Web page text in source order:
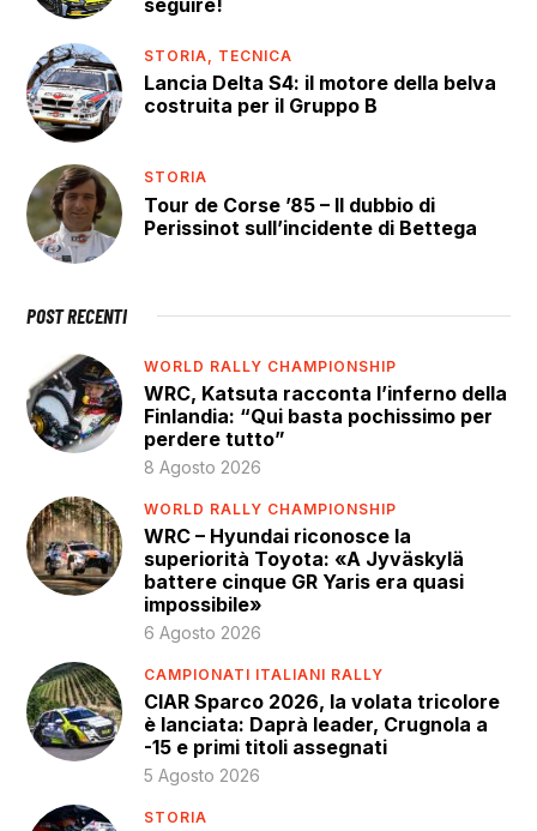
seguire!
STORIA, TECNICA
Lancia Delta S4: il motore della belva
costruita per il Gruppo B
STORIA
Tour de Corse ’85 – Il dubbio di
Perissinot sull’incidente di Bettega
POST RECENTI
WORLD RALLY CHAMPIONSHIP
WRC, Katsuta racconta l’inferno della
Finlandia: “Qui basta pochissimo per
perdere tutto”
8 Agosto 2026
WORLD RALLY CHAMPIONSHIP
WRC – Hyundai riconosce la
superiorità Toyota: «A Jyväskylä
battere cinque GR Yaris era quasi
impossibile»
6 Agosto 2026
CAMPIONATI ITALIANI RALLY
CIAR Sparco 2026, la volata tricolore
è lanciata: Daprà leader, Crugnola a
-15 e primi titoli assegnati
5 Agosto 2026
STORIA